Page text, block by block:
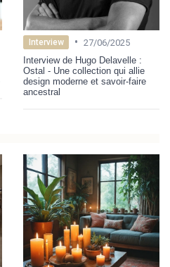
Interview • 27/06/2025
Interview de Hugo Delavelle :
Ostal - Une collection qui allie
design moderne et savoir-faire
ancestral